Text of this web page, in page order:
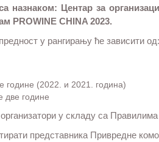
назнаком: Центар за
PROWINE CHINA 2023.
у рангирању ће зависити од:
године (2022. и 2021. година)
две године
у складу са
представника Привредне